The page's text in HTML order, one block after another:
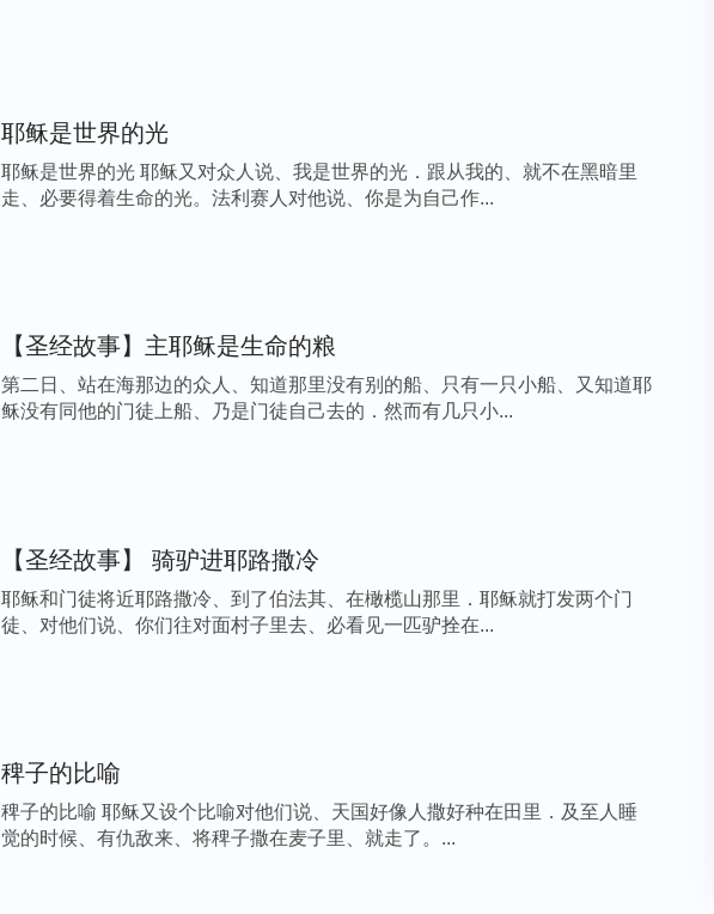
耶稣是世界的光
耶稣是世界的光 耶稣又对众人说、我是世界的光．跟从我的、就不在黑暗里
走、必要得着生命的光。法利赛人对他说、你是为自己作...
【圣经故事】主耶稣是生命的粮
第二日、站在海那边的众人、知道那里没有别的船、只有一只小船、又知道耶
稣没有同他的门徒上船、乃是门徒自己去的．然而有几只小...
【圣经故事】 骑驴进耶路撒冷
耶稣和门徒将近耶路撒冷、到了伯法其、在橄榄山那里．耶稣就打发两个门
徒、对他们说、你们往对面村子里去、必看见一匹驴拴在...
稗子的比喻
稗子的比喻 耶稣又设个比喻对他们说、天国好像人撒好种在田里．及至人睡
觉的时候、有仇敌来、将稗子撒在麦子里、就走了。...